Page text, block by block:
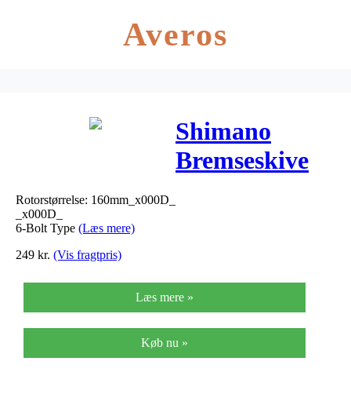
Averos
Shimano
Bremseskive
Rotorstørrelse: 160mm_x000D_
_x000D_
6-Bolt Type (Læs mere)
249 kr. (Vis fragtpris)
Læs mere »
Køb nu »